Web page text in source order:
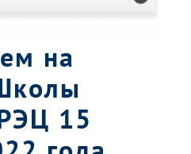
на
15